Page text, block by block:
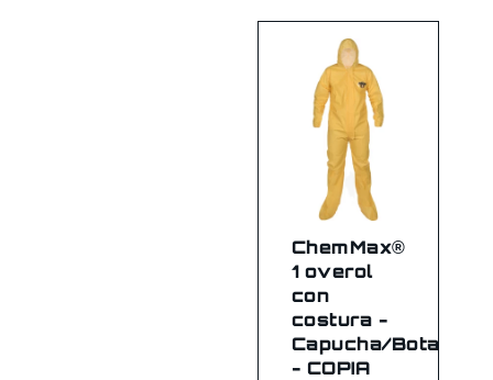
ChemMax®
1 overol
con
costura -
Capucha/Botas
- COPIA